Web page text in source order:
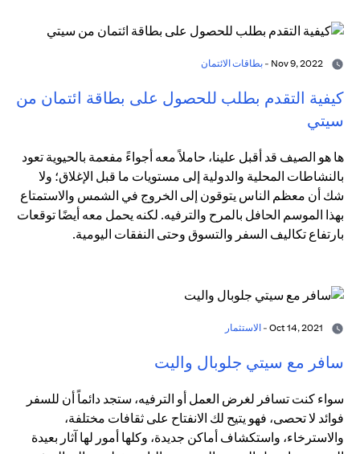
بطاقات الائتمان
كيفية التقدم بطلب للحصول على بطاقة ائتمان من
سيتي
ها هو الصيف قد أقبل علينا، حاملاً معه أجواءً مفعمة بالحيوية تعود
بالنشاطات المحلية والدولية إلى مستويات ما قبل الإغلاق؛ ولا
شك أن معظم الناس يتوقون إلى الخروج في الشمس والاستمتاع
بهذا الموسم الحافل بالمرح والترفيه. لكنه يحمل معه أيضًا توقعات
بارتفاع تكاليف السفر والتسوق وحتى النفقات اليومية.
الاستثمار
سافر مع سيتي جلوبال واليت
سواء كنت تسافر لغرض العمل أو الترفيه، ستجد دائماً أن للسفر
فوائد لا تحصى، فهو يتيح لك الانفتاح على ثقافات مختلفة،
والاسترخاء، واستكشاف أماكن جديدة، وكلها أمور لها آثار بعيدة